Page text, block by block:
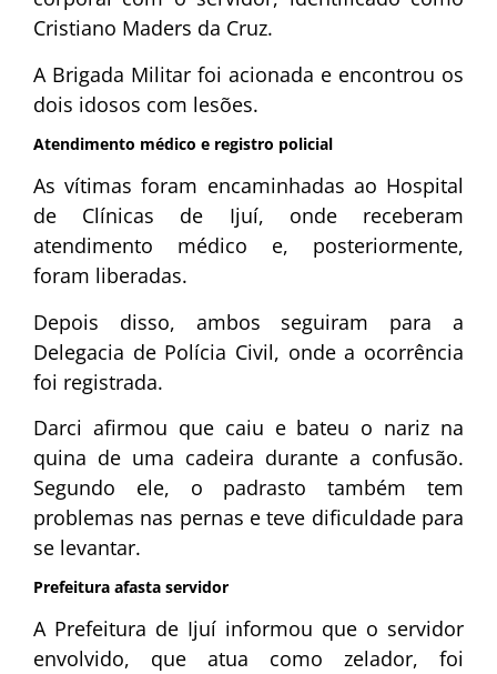
Cristiano Maders da Cruz.
A Brigada Militar foi acionada e encontrou os
dois idosos com lesões.
Atendimento médico e registro policial
As vítimas foram encaminhadas ao Hospital
de Clínicas de Ijuí, onde receberam
atendimento médico e, posteriormente,
foram liberadas.
Depois disso, ambos seguiram para a
Delegacia de Polícia Civil, onde a ocorrência
foi registrada.
Darci afirmou que caiu e bateu o nariz na
quina de uma cadeira durante a confusão.
Segundo ele, o padrasto também tem
problemas nas pernas e teve dificuldade para
se levantar.
Prefeitura afasta servidor
A Prefeitura de Ijuí informou que o servidor
envolvido, que atua como zelador, foi